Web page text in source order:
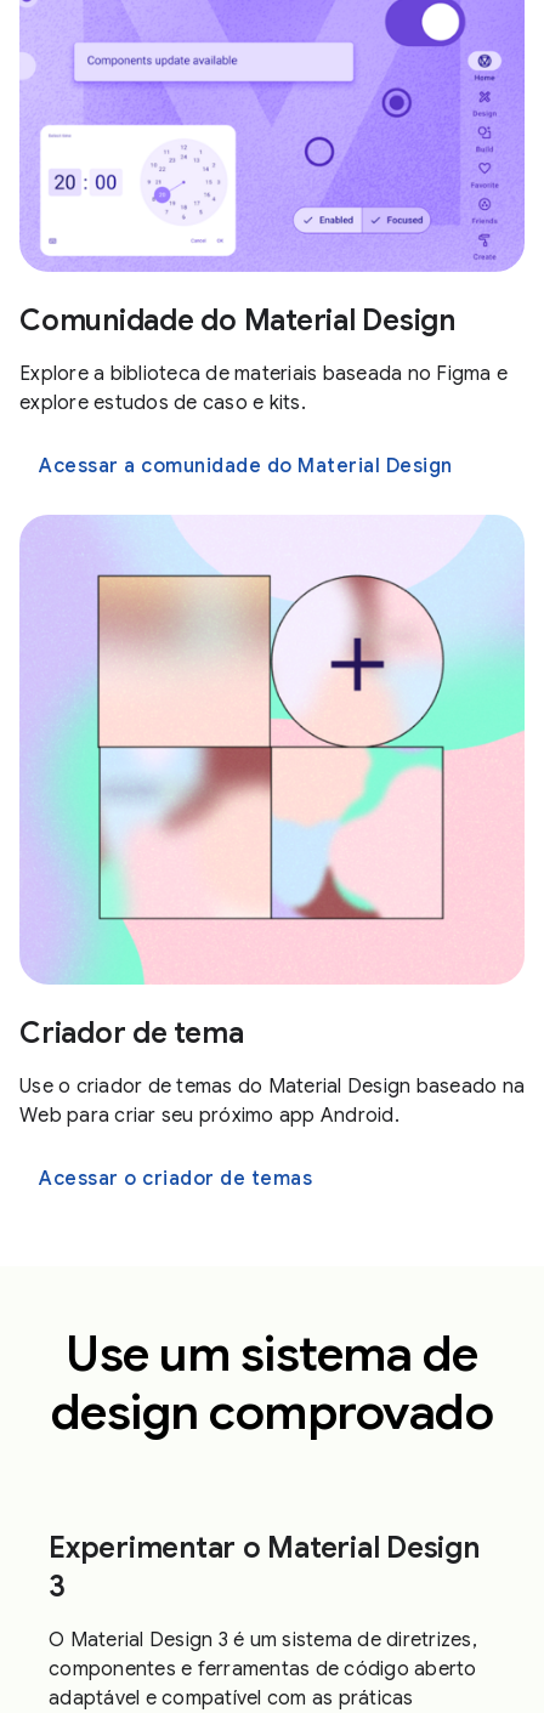
Comunidade do Material Design
Explore a biblioteca de materiais baseada no Figma e
explore estudos de caso e kits.
Acessar a comunidade do Material Design
Criador de tema
Use o criador de temas do Material Design baseado na
Web para criar seu próximo app Android.
Acessar o criador de temas
Use um sistema de
design comprovado
Experimentar o Material Design
3
O Material Design 3 é um sistema de diretrizes,
componentes e ferramentas de código aberto
adaptável e compatível com as práticas